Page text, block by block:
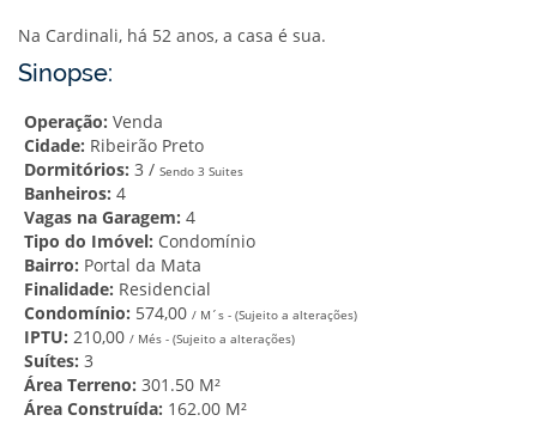
Na Cardinali, há 52 anos, a casa é sua.
Sinopse:
Operação: Venda
Cidade: Ribeirão Preto
Dormitórios: 3 / Sendo 3 Suites
Banheiros: 4
Vagas na Garagem: 4
Tipo do Imóvel: Condomínio
Bairro: Portal da Mata
Finalidade: Residencial
Condomínio: 574,00 / M´s - (Sujeito a alterações)
IPTU: 210,00 / Més - (Sujeito a alterações)
Suítes: 3
Área Terreno: 301.50 M²
Área Construída: 162.00 M²